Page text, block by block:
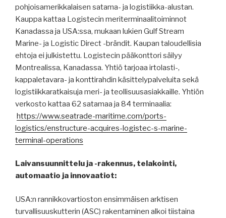
pohjoisamerikkalaisen satama- ja logistiikka-alustan.
Kauppa kattaa Logistecin meriterminaalitoiminnot
Kanadassa ja USA:ssa, mukaan lukien Gulf Stream
Marine- ja Logistic Direct -brändit. Kaupan taloudellisia
ehtoja ei julkistettu. Logistecin pääkonttori säilyy
Montrealissa, Kanadassa. Yhtiö tarjoaa irtolasti-,
kappaletavara- ja konttirahdin käsittelypalveluita sekä
logistiikkaratkaisuja meri- ja teollisuusasiakkaille. Yhtiön
verkosto kattaa 62 satamaa ja 84 terminaalia:
https://www.seatrade-maritime.com/ports-
logistics/enstructure-acquires-logistec-s-marine-
terminal-operations
Laivansuunnittelu ja -rakennus, telakointi,
automaatio ja innovaatiot:
USA:n rannikkovartioston ensimmäisen arktisen
turvallisuuskutterin (ASC) rakentaminen alkoi tiistaina